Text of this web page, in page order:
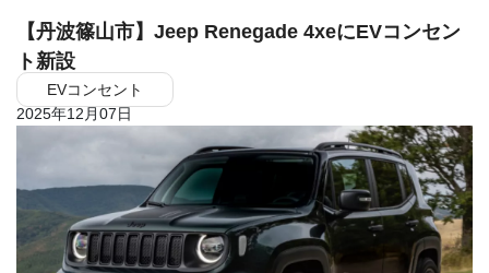
【丹波篠山市】Jeep Renegade 4xeにEVコンセン
ト新設
EVコンセント
2025年12月07日